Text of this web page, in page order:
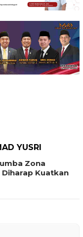
YUSRI
Zona
Kuatkan